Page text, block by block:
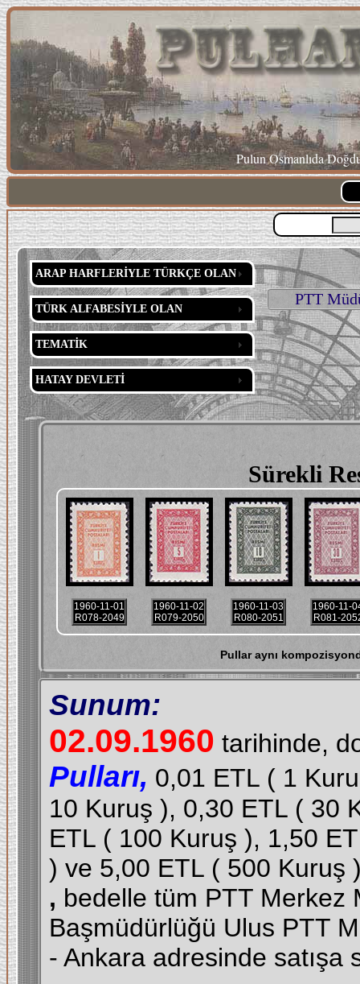
Pulun Osmanlıda
ARAP HARFLERİYLE TÜRKÇE OLAN
TÜRK ALFABESİYLE OLAN
TEMATİK
HATAY DEVLETİ
PTT
Sürekli
1960-11-01
R078-2049
1960-11-02
R079-2050
1960-11-03
R080-2051
1960-11-
R081-
Pullar aynı
Sunum:
02.09.1960 tarihinde,
Pulları, 0,01 ETL ( 1
10 Kuruş ), 0,30 ETL ( 30
ETL ( 100 Kuruş ), 1,50
) ve 5,00 ETL ( 500
, bedelle tüm PTT Merkez
Başmüdürlüğü Ulus PTT
- Ankara adresinde satışa